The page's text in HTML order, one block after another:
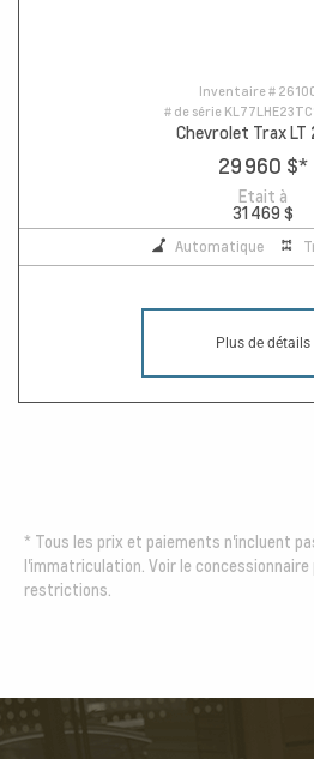
Inventaire #
# de série
Chevrolet Trax LT
29 960 $*
Etait à
31 469 $
Automatique
Plus de détails
* Tous les prix et paiements n'incluent
l'immatriculation. Voir le
restrictions.